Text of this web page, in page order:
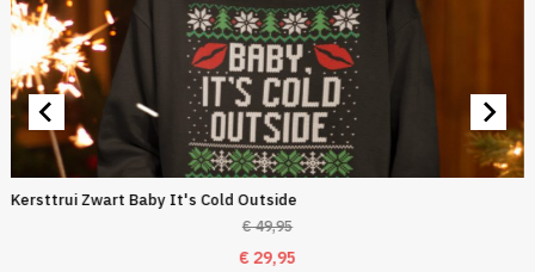
Kersttrui Zwart Baby It's Cold Outside
€49,95
Oorspronkelijke
€29,95